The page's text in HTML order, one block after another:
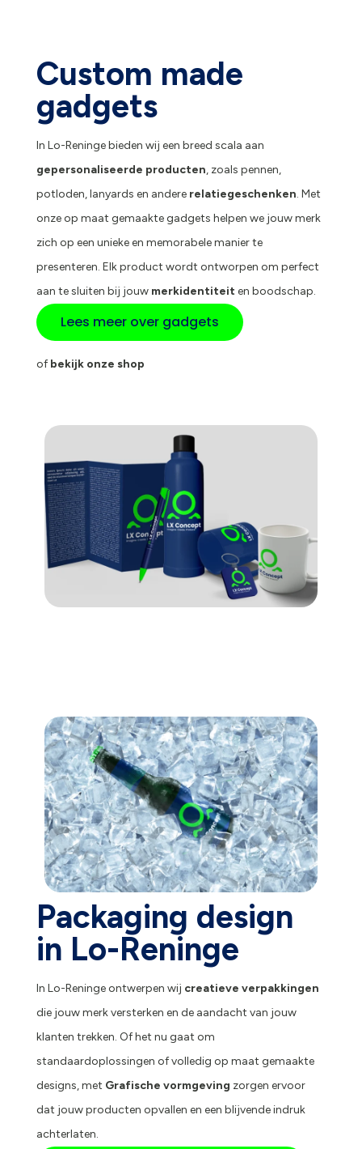
Custom made
gadgets
In Lo-Reninge bieden wij een breed scala aan
gepersonaliseerde producten, zoals pennen,
potloden, lanyards en andere relatiegeschenken. Met
onze op maat gemaakte gadgets helpen we jouw merk
zich op een unieke en memorabele manier te
presenteren. Elk product wordt ontworpen om perfect
aan te sluiten bij jouw merkidentiteiten boodschap.
Lees meer over gadgets
ofbekijk onze shop
Packaging design
in Lo-Reninge
In Lo-Reninge ontwerpen wij creatieve verpakkingen
die jouw merk versterken en de aandacht van jouw
klanten trekken. Of het nu gaat om
standaardoplossingen of volledig op maat gemaakte
designs, met Grafische vormgeving zorgen ervoor
dat jouw producten opvallen en een blijvende indruk
achterlaten.